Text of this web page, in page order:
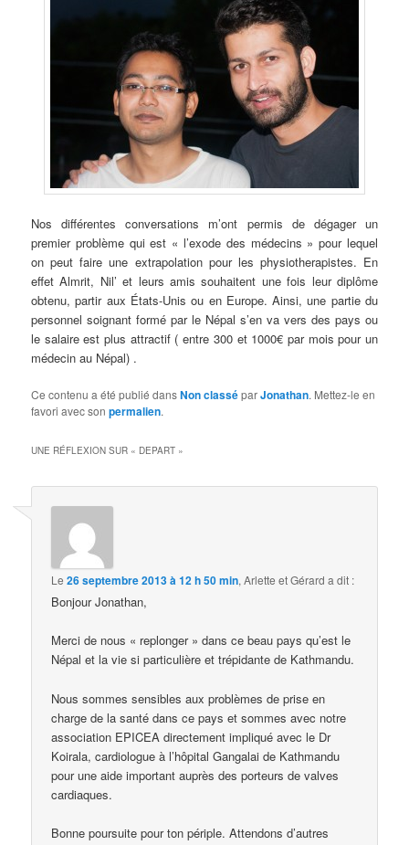
Nos différentes conversations m’ont permis de dégager un
premier problème qui est « l’exode des médecins » pour lequel
on peut faire une extrapolation pour les physiotherapistes. En
effet Almrit, Nil’ et leurs amis souhaitent une fois leur diplôme
obtenu, partir aux États-Unis ou en Europe. Ainsi, une partie du
personnel soignant formé par le Népal s’en va vers des pays ou
le salaire est plus attractif ( entre 300 et 1000€ par mois pour un
médecin au Népal) .
Ce contenu a été publié dansNon classéparJonathan. Mettez-le en
favori avec sonpermalien.
UNE RÉFLEXION SUR « DEPART »
Le26 septembre 2013 à 12 h 50 min,Arlette et Gérard a dit :
Bonjour Jonathan,
Merci de nous « replonger » dans ce beau pays qu’est le
Népal et la vie si particulière et trépidante de Kathmandu.
Nous sommes sensibles aux problèmes de prise en
charge de la santé dans ce pays et sommes avec notre
association EPICEA directement impliqué avec le Dr
Koirala, cardiologue à l’hôpital Gangalai de Kathmandu
pour une aide important auprès des porteurs de valves
cardiaques.
Bonne poursuite pour ton périple. Attendons d’autres